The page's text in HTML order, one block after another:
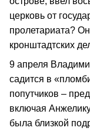
церковь от
пролетариата?
кронштадтских
9 апреля
садится в
попутчиков –
включая
была близкой